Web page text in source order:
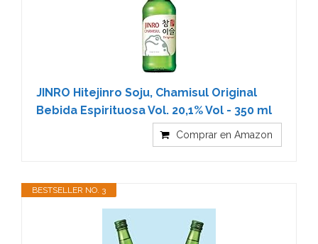
JINRO Hitejinro Soju, Chamisul Original
Bebida Espirituosa Vol. 20,1% Vol - 350 ml
Comprar en Amazon
BESTSELLER NO. 3